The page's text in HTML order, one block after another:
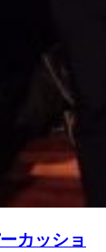
カッショ